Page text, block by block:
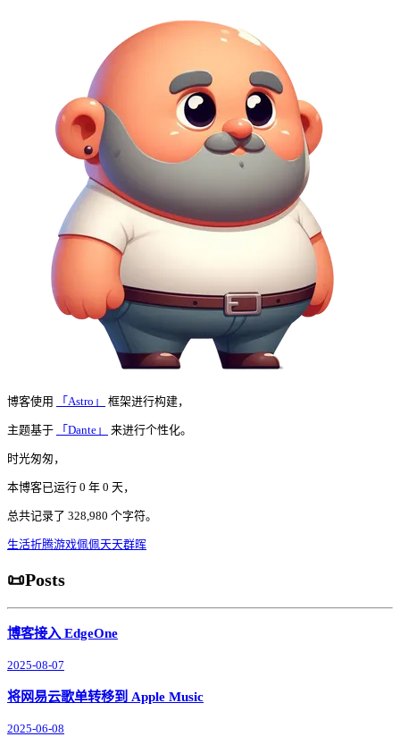
博客使用 「Astro」 框架进行构建，
主题基于 「Dante」 来进行个性化。
时光匆匆，
本博客已运行 0 年 0 天，
总共记录了 328,980 个字符。
生活折腾游戏佩佩天天群晖
📜Posts
博客接入 EdgeOne
2025-08-07
将网易云歌单转移到 Apple Music
2025-06-08